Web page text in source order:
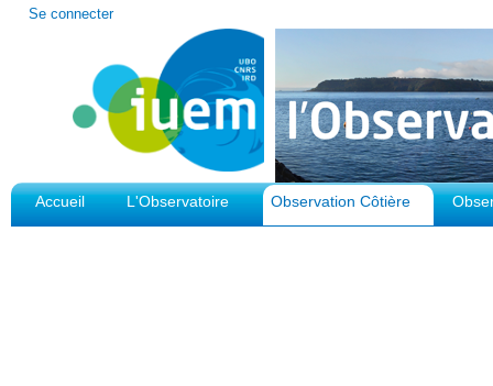
Outils
Se connecter
Accueil L'Observatoire Observation Côtière